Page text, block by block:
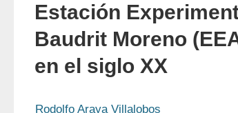
Estación
Baudrit Moreno
en el siglo XX
Rodolfo Araya Villalobos